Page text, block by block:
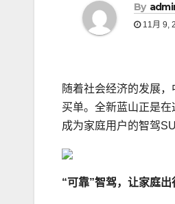
By
11月 9,
随着社会经济的发展
买单。全新蓝山正是
成为家庭用户的智驾
“可靠”智驾，让家庭出